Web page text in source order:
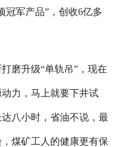
冠军产品”，创收6亿多
升级“单轨吊”，现在
力，马上就要下井试
八小时，省油不说，最
煤矿工人的健康更有保